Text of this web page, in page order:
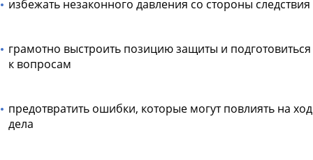
избежать незаконного давления со стороны следствия
грамотно выстроить позицию защиты и подготовиться
к вопросам
предотвратить ошибки, которые могут повлиять на ход
дела